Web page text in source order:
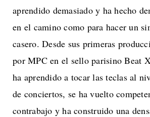
aprendido demasiado y ha hecho
en el camino como para hacer un
casero. Desde sus primeras
por MPC en el sello parisino Beat
ha aprendido a tocar las teclas al
de conciertos, se ha vuelto
contrabajo y ha construido una